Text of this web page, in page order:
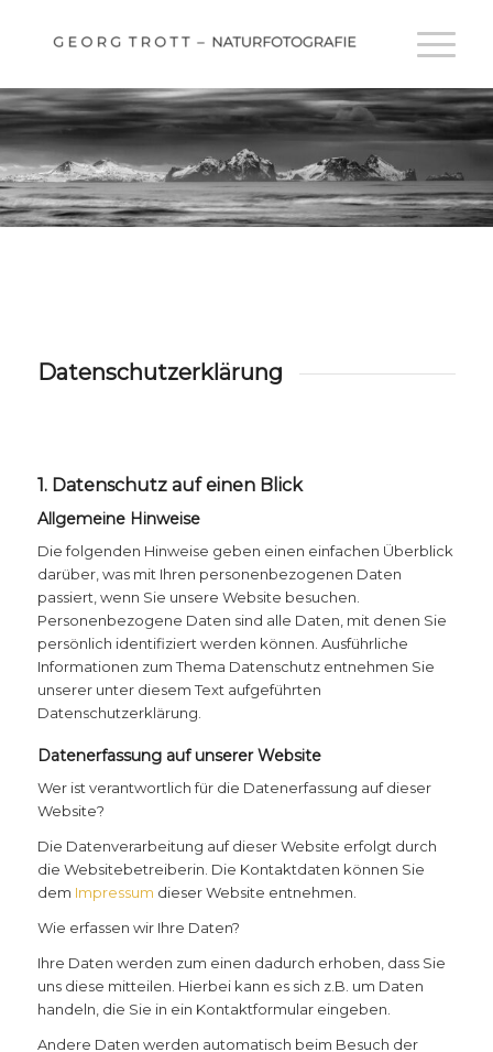
Datenschutzerklärung
1. Datenschutz auf einen Blick
Allgemeine Hinweise
Die folgenden Hinweise geben einen einfachen Überblick
darüber, was mit Ihren personenbezogenen Daten
passiert, wenn Sie unsere Website besuchen.
Personenbezogene Daten sind alle Daten, mit denen Sie
persönlich identifiziert werden können. Ausführliche
Informationen zum Thema Datenschutz entnehmen Sie
unserer unter diesem Text aufgeführten
Datenschutzerklärung.
Datenerfassung auf unserer Website
Wer ist verantwortlich für die Datenerfassung auf dieser
Website?
Die Datenverarbeitung auf dieser Website erfolgt durch
die Websitebetreiberin. Die Kontaktdaten können Sie
dem Impressum dieser Website entnehmen.
Wie erfassen wir Ihre Daten?
Ihre Daten werden zum einen dadurch erhoben, dass Sie
uns diese mitteilen. Hierbei kann es sich z.B. um Daten
handeln, die Sie in ein Kontaktformular eingeben.
Andere Daten werden automatisch beim Besuch der